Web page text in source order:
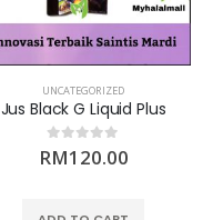
UNCATEGORIZED
Jus Black G Liquid Plus
0out of 5
RM120.00